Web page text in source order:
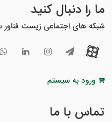
ما را دنبال کنید
شبکه های اجتماعی زیست فناور
ورود به سیستم
تماس با ما